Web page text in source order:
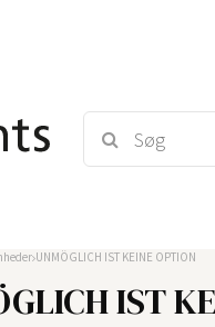
UNMÖGLICH IST KEINE OPTION
IST